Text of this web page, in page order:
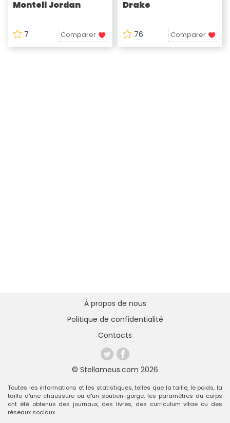
Montell Jordan
7 Comparer
Drake
76 Comparer
© Stellameus.com 2026
À propos de nous
Politique de confidentialité
Contacts
Toutes les informations et les statistiques, telles que la taille, le poids, la
taille d'une chaussure ou d'un soutien-gorge, les paramètres du corps
ont été obtenus des journaux, des livres, des curriculum vitae ou des
réseaux sociaux.